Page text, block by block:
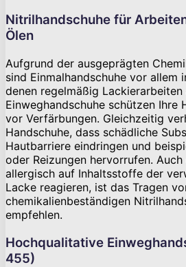
Nitrilhandschuhe für
Ölen
Aufgrund der ausgeprägten
sind Einmalhandschuhe vor allem
denen regelmäßig Lackierarbeiten
Einweghandschuhe schützen Ihre
vor Verfärbungen. Gleichzeitig
Handschuhe, dass schädliche
Hautbarriere eindringen und
oder Reizungen hervorrufen. Auch
allergisch auf Inhaltsstoffe der
Lacke reagieren, ist das Tragen
chemikalienbeständigen
empfehlen.
Hochqualitative
455)